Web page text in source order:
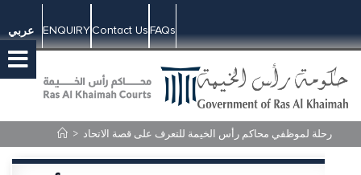
عربي ENQUIRYContact UsFAQs
> رحلة لموظفي محاكم رأس الخيمة للتعرف على قصة الاتحاد